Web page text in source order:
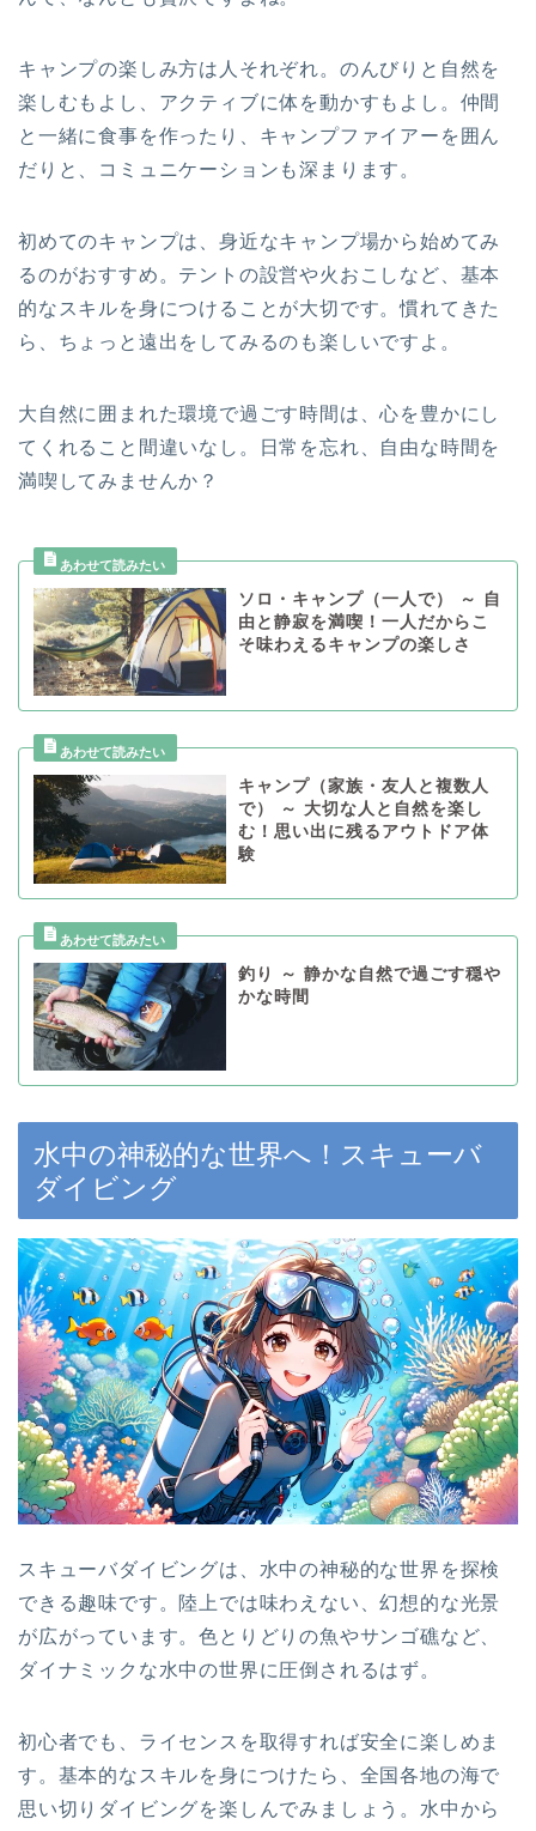
キャンプの楽しみ方は人それぞれ。のんびりと自然を
楽しむもよし、アクティブに体を動かすもよし。仲間
と一緒に食事を作ったり、キャンプファイアーを囲ん
だりと、コミュニケーションも深まります。
初めてのキャンプは、身近なキャンプ場から始めてみ
るのがおすすめ。テントの設営や火おこしなど、基本
的なスキルを身につけることが大切です。慣れてきた
ら、ちょっと遠出をしてみるのも楽しいですよ。
大自然に囲まれた環境で過ごす時間は、心を豊かにし
てくれること間違いなし。日常を忘れ、自由な時間を
満喫してみませんか？
ソロ・キャンプ（一人で） ～ 自
由と静寂を満喫！一人だからこ
そ味わえるキャンプの楽しさ
キャンプ（家族・友人と複数人
で） ～ 大切な人と自然を楽し
む！思い出に残るアウトドア体
験
釣り ～ 静かな自然で過ごす穏や
かな時間
水中の神秘的な世界へ！スキューバ
ダイビング
スキューバダイビングは、水中の神秘的な世界を探検
できる趣味です。陸上では味わえない、幻想的な光景
が広がっています。色とりどりの魚やサンゴ礁など、
ダイナミックな水中の世界に圧倒されるはず。
初心者でも、ライセンスを取得すれば安全に楽しめま
す。基本的なスキルを身につけたら、全国各地の海で
思い切りダイビングを楽しんでみましょう。水中から